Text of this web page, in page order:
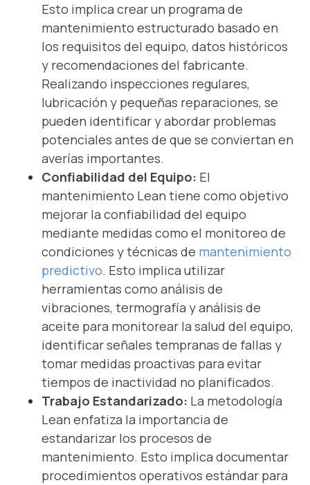
Esto implica crear un programa de
mantenimiento estructurado basado en
los requisitos del equipo, datos históricos
y recomendaciones del fabricante.
Realizando inspecciones regulares,
lubricación y pequeñas reparaciones, se
pueden identificar y abordar problemas
potenciales antes de que se conviertan en
averías importantes.
Confiabilidad del Equipo: El
mantenimiento Lean tiene como objetivo
mejorar la confiabilidad del equipo
mediante medidas como el monitoreo de
condiciones y técnicas de mantenimiento
predictivo. Esto implica utilizar
herramientas como análisis de
vibraciones, termografía y análisis de
aceite para monitorear la salud del equipo,
identificar señales tempranas de fallas y
tomar medidas proactivas para evitar
tiempos de inactividad no planificados.
Trabajo Estandarizado: La metodología
Lean enfatiza la importancia de
estandarizar los procesos de
mantenimiento. Esto implica documentar
procedimientos operativos estándar para